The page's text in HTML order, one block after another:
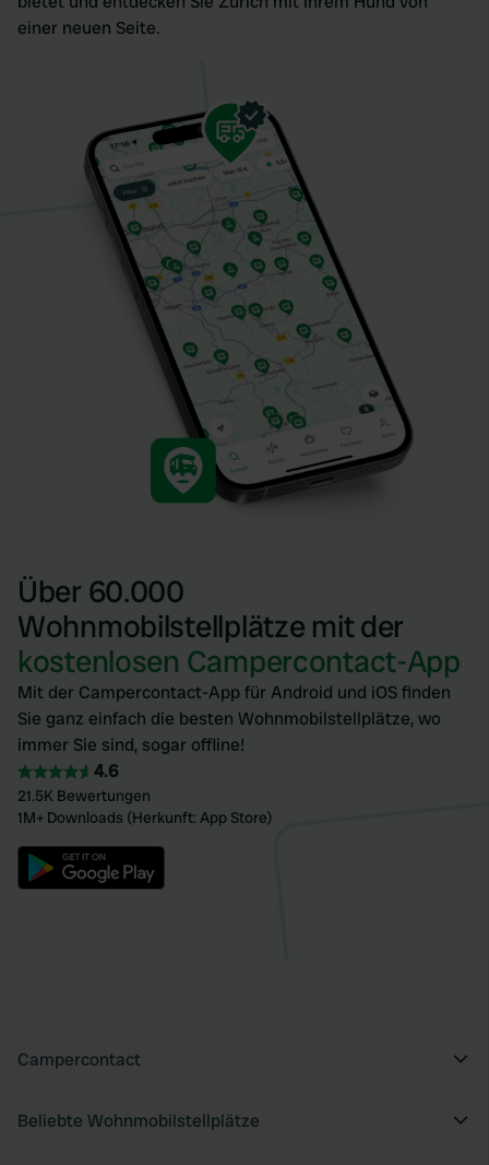
einer neuen Seite.
Über 60.000
Wohnmobilstellplätze mit der
kostenlosen Campercontact-App
Mit der Campercontact-App für Android und iOS finden
Sie ganz einfach die besten Wohnmobilstellplätze, wo
immer Sie sind, sogar offline!
4.6
21.5K Bewertungen
1M+ Downloads (Herkunft: App Store)
Campercontact
Beliebte Wohnmobilstellplätze